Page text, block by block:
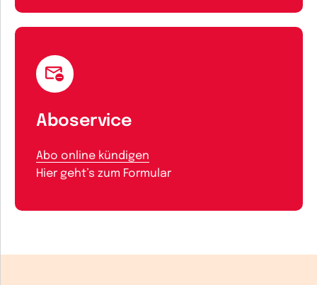
Aboservice
Abo online kündigen
Hier geht’s zum Formular